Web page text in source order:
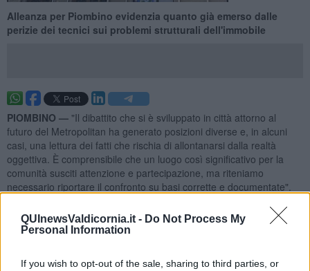
QUInewsValdicornia.it - Do Not Process My
Personal Information
If you wish to opt-out of the sale, sharing to third parties, or
Alleanza per Piombino evidenzia quanto già emerso dalle
perizie dei tecnici sui problemi strutturali dell'immobile
PIOMBINO — "Il dibattito che si è sviluppato in città attorno al
futuro del Metropolitan ha generato posizioni diverse e, in alcuni
casi, una lettura dei fatti che rischia di allontanarsi dalla realtà
oggettiva. È comprensibile che un luogo così significativo per la
comunità susciti attenzione e partecipazione, ma riteniamo
necessario riportare il confronto su basi corrette e documentate".
interviene sul
cinema teatro Metropolitan.